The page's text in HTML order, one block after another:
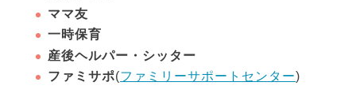
ママ友
一時保育
産後ヘルパー・シッター
ファミサポ(ファミリーサポートセンター)